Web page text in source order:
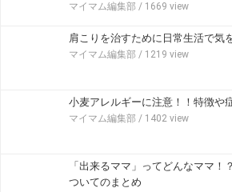
マイマム編集部 / 1669 view
肩こりを治すために日常生活で気
マイマム編集部 / 1219 view
小麦アレルギーに注意！！特徴や
マイマム編集部 / 1402 view
「出来るママ」ってどんなママ！
ついてのまとめ